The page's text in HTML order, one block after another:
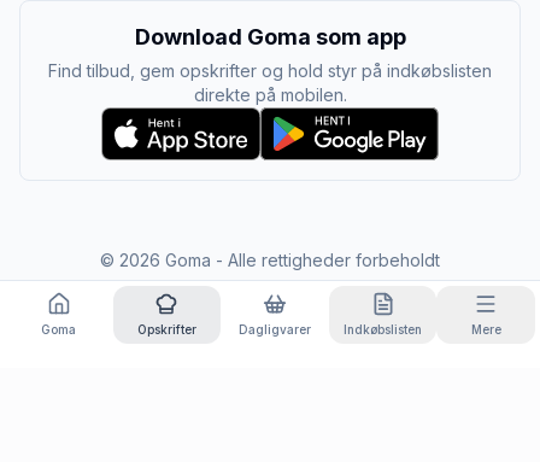
Download Goma som app
Find tilbud, gem opskrifter og hold styr på indkøbslisten
direkte på mobilen.
© 2026 Goma - Alle rettigheder forbeholdt
Goma Opskrifter Dagligvarer Indkøbslisten Mere